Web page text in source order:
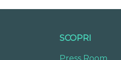
SCOPRI